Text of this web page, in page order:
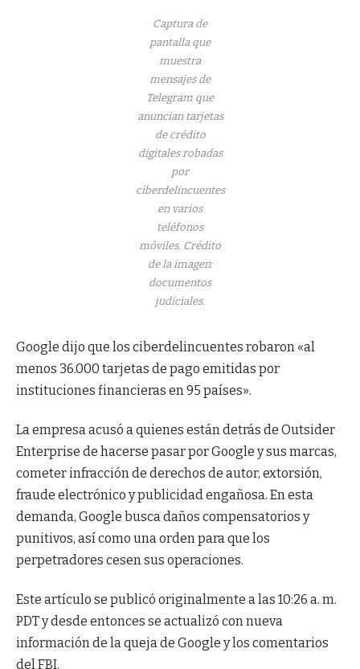
Captura de
pantalla que
muestra
mensajes de
Telegram que
anuncian tarjetas
de crédito
digitales robadas
por
ciberdelincuentes
en varios
teléfonos
móviles. Crédito
de la imagen:
documentos
judiciales.
Google dijo que los ciberdelincuentes robaron «al
menos 36.000 tarjetas de pago emitidas por
instituciones financieras en 95 países».
La empresa acusó a quienes están detrás de Outsider
Enterprise de hacerse pasar por Google y sus marcas,
cometer infracción de derechos de autor, extorsión,
fraude electrónico y publicidad engañosa. En esta
demanda, Google busca daños compensatorios y
punitivos, así como una orden para que los
perpetradores cesen sus operaciones.
Este artículo se publicó originalmente a las 10:26 a. m.
PDT y desde entonces se actualizó con nueva
información de la queja de Google y los comentarios
del FBI.